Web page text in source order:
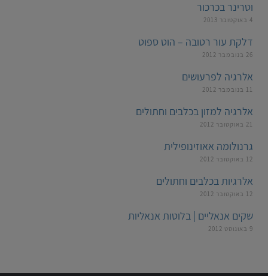
וטרינר בכרכור
4 באוקטובר 2013
דלקת עור רטובה – הוט ספוט
26 בנובמבר 2012
אלרגיה לפרעושים
11 בנובמבר 2012
אלרגיה למזון בכלבים וחתולים
21 באוקטובר 2012
גרנולומה אאוזינופילית
12 באוקטובר 2012
אלרגיות בכלבים וחתולים
12 באוקטובר 2012
שקים אנאליים | בלוטות אנאליות
9 באוגוסט 2012